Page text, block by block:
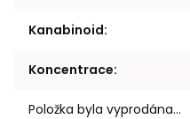
Kanabinoid:
Koncentrace:
Položka byla vyprodána…